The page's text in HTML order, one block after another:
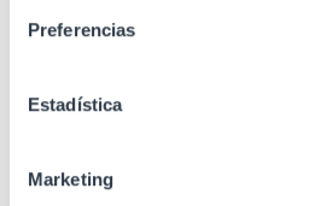
Preferencias
Estadística
Marketing
presentan desafíos únicos
interferir con señales de